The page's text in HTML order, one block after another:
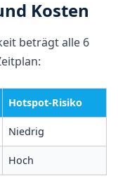
Kosten
beträgt alle 6
Hotspot-Risiko
Niedrig
Hoch